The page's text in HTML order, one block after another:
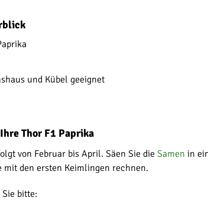
und Kübel geeignet
Thor F1 Paprika
von Februar bis April. Säen Sie die Samen in
mit den ersten Keimlingen rechnen.
bitte: